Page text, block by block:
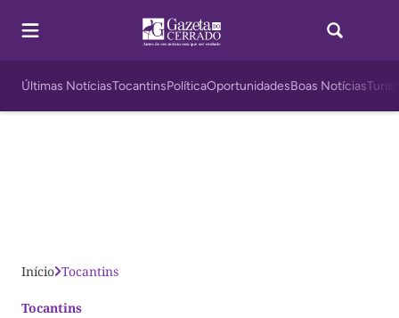
Últimas NotíciasTocantinsPolíticaOportunidadesBoas Notícias
Início Tocantins
Tocantins